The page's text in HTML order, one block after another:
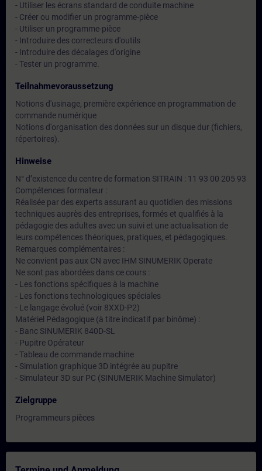
- Utiliser les écrans standard de conduite machine
- Créer ou modifier un programme-pièce
- Utiliser un programme-pièce
- Introduire des correcteurs d'outils
- Introduire des décalages d'origine
- Tester un programme.
Teilnahmevoraussetzung
Notions d'usinage, première expérience en programmation de
commande numérique
Notions d'organisation des données sur un disque dur (fichiers,
répertoires).
Hinweise
N° d’existence du centre de formation SITRAIN : 11 93 00 205 93
Compétences formateur :
Réalisée par des experts assurant au quotidien des missions
techniques auprès des entreprises, formés et qualifiés à la
pédagogie des adultes avec un suivi et une actualisation de
leurs compétences théoriques, pratiques, et pédagogiques.
Remarques complémentaires :
Ne convient pas aux CN avec IHM SINUMERIK Operate
Ne sont pas abordées dans ce cours :
- Les fonctions spécifiques à la machine
- Les fonctions technologiques spéciales
- Le langage évolué (voir 8XXD-P2)
Matériel Pédagogique (à titre indicatif par binôme) :
- Banc SINUMERIK 840D-SL
- Pupitre Opérateur
- Tableau de commande machine
- Simulation graphique 3D intégrée au pupitre
- Simulateur 3D sur PC (SINUMERIK Machine Simulator)
Zielgruppe
Programmeurs pièces